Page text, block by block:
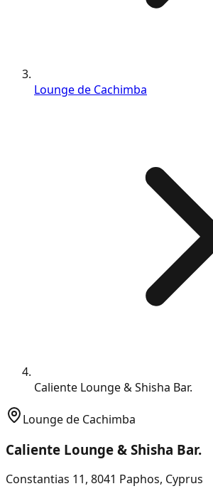
Lounge de Cachimba
Caliente Lounge & Shisha Bar.
Lounge de Cachimba
Caliente Lounge & Shisha Bar.
Constantias 11, 8041 Paphos, Cyprus